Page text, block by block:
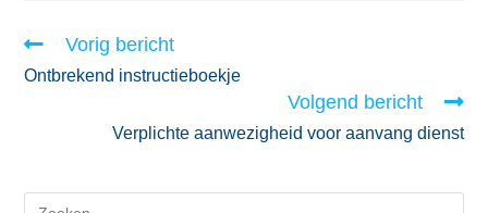
Vorig bericht
Ontbrekend instructieboekje
Volgend bericht
Verplichte aanwezigheid voor aanvang dienst